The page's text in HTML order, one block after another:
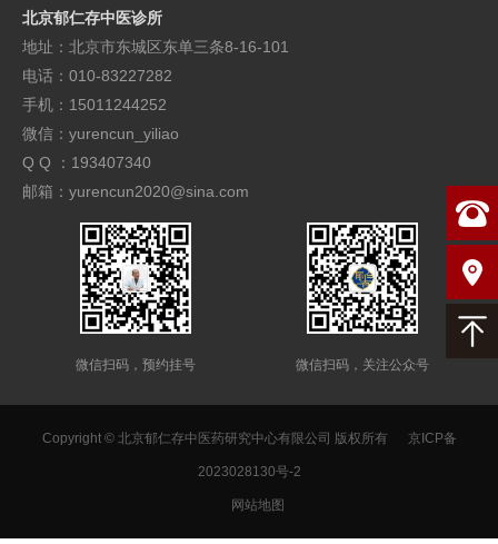
北京郁仁存中医诊所
地址：北京市东城区东单三条8-16-101
电话：010-83227282
手机：15011244252
微信：yurencun_yiliao
Q Q ：193407340
邮箱：yurencun2020@sina.com
微信扫码，预约挂号 微信扫码，关注公众号
Copyright © 北京郁仁存中医药研究中心有限公司 版权所有 京ICP备
2023028130号-2
网站地图